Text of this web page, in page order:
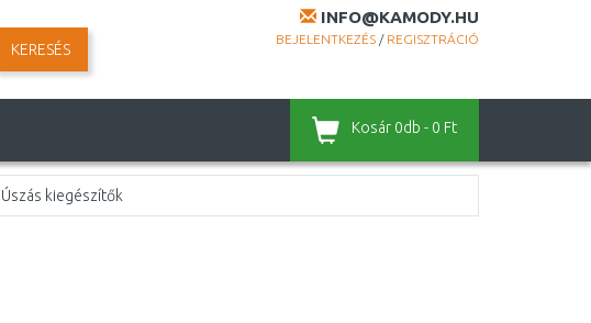
INFO@KAMODY.HU
BEJELENTKEZÉS / REGISZTRÁCIÓ
KERESÉS
Kosár 0db - 0 Ft
Úszás kiegészítők